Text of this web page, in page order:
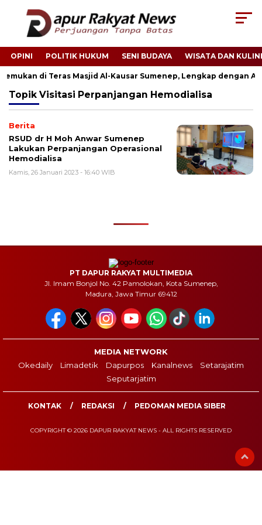
OPINI POLITIK HUKUM SENI BUDAYA WISATA DAN
di Teras Masjid Al-Kausar Sumenep, Lengkap dengan
Topik Visitasi Perpanjangan Hemodialisa
Berita
RSUD dr H Moh Anwar Sumenep
Lakukan Perpanjangan Operasional
Hemodialisa
Kamis, 26 Januari 2023 - 16:40 WIB
PT DAPUR RAKYAT MULTIMEDIA
Jl. Imam Bonjol No. 42 Pamolokan, Kota Sumenep,
Madura, Jawa Timur 69412
MEDIA NETWORK
Okedaily
Limadetik Dapurpos Kanalnews
Setarajatim
Seputarjatim
KONTAK REDAKSI PEDOMAN MEDIA SIBER
COPYRIGHT © 2026 DAPUR RAKYAT NEWS - ALL RIGHTS RESERVED